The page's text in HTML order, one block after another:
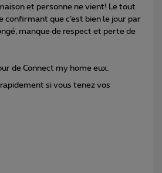
et personne ne vient! Le tout
confirmant que c’est bien le jour par
manque de respect et perte de
de Connect my home eux.
si vous tenez vos